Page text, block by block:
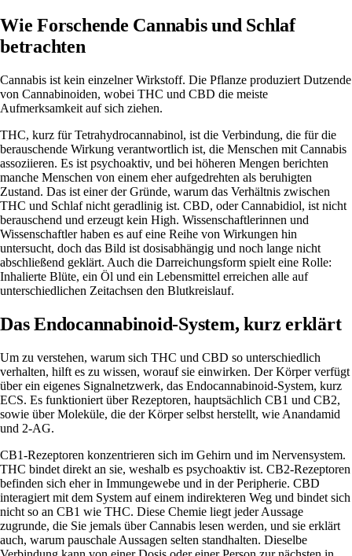
Wie Forschende Cannabis und Schlaf
betrachten
Cannabis ist kein einzelner Wirkstoff. Die Pflanze produziert Dutzende
von Cannabinoiden, wobei THC und CBD die meiste
Aufmerksamkeit auf sich ziehen.
THC, kurz für Tetrahydrocannabinol, ist die Verbindung, die für die
berauschende Wirkung verantwortlich ist, die Menschen mit Cannabis
assoziieren. Es ist psychoaktiv, und bei höheren Mengen berichten
manche Menschen von einem eher aufgedrehten als beruhigten
Zustand. Das ist einer der Gründe, warum das Verhältnis zwischen
THC und Schlaf nicht geradlinig ist. CBD, oder Cannabidiol, ist nicht
berauschend und erzeugt kein High. Wissenschaftlerinnen und
Wissenschaftler haben es auf eine Reihe von Wirkungen hin
untersucht, doch das Bild ist dosisabhängig und noch lange nicht
abschließend geklärt. Auch die Darreichungsform spielt eine Rolle:
Inhalierte Blüte, ein Öl und ein Lebensmittel erreichen alle auf
unterschiedlichen Zeitachsen den Blutkreislauf.
Das Endocannabinoid-System, kurz erklärt
Um zu verstehen, warum sich THC und CBD so unterschiedlich
verhalten, hilft es zu wissen, worauf sie einwirken. Der Körper verfügt
über ein eigenes Signalnetzwerk, das Endocannabinoid-System, kurz
ECS. Es funktioniert über Rezeptoren, hauptsächlich CB1 und CB2,
sowie über Moleküle, die der Körper selbst herstellt, wie Anandamid
und 2-AG.
CB1-Rezeptoren konzentrieren sich im Gehirn und im Nervensystem.
THC bindet direkt an sie, weshalb es psychoaktiv ist. CB2-Rezeptoren
befinden sich eher in Immungewebe und in der Peripherie. CBD
interagiert mit dem System auf einem indirekteren Weg und bindet sich
nicht so an CB1 wie THC. Diese Chemie liegt jeder Aussage
zugrunde, die Sie jemals über Cannabis lesen werden, und sie erklärt
auch, warum pauschale Aussagen selten standhalten. Dieselbe